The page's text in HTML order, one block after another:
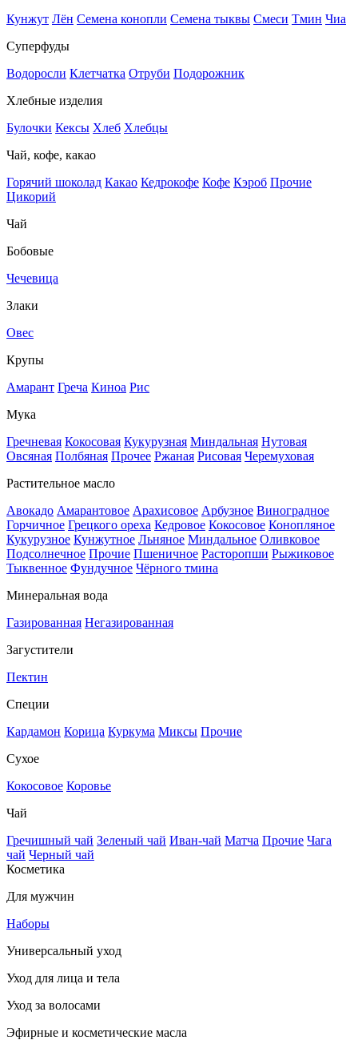
Кунжут Лён Семена конопли Семена тыквы Смеси Тмин Чиа
Суперфуды
Водоросли Клетчатка Отруби Подорожник
Хлебные изделия
Булочки Кексы Хлеб Хлебцы
Чай, кофе, какао
Горячий шоколад Какао Кедрокофе Кофе Кэроб Прочие
Цикорий
Чай
Бобовые
Чечевица
Злаки
Овес
Крупы
Амарант Греча Киноа Рис
Мука
Гречневая Кокосовая Кукурузная Миндальная Нутовая
Овсяная Полбяная Прочее Ржаная Рисовая Черемуховая
Растительное масло
Авокадо Амарантовое Арахисовое Арбузное Виноградное
Горчичное Грецкого ореха Кедровое Кокосовое Конопляное
Кукурузное Кунжутное Льняное Миндальное Оливковое
Подсолнечное Прочие Пшеничное Расторопши Рыжиковое
Тыквенное Фундучное Чёрного тмина
Минеральная вода
Газированная Негазированная
Загустители
Пектин
Специи
Кардамон Корица Куркума Миксы Прочие
Сухое
Кокосовое Коровье
Чай
Гречишный чай Зеленый чай Иван-чай Матча Прочие Чага
чай Черный чай
Косметика
Для мужчин
Наборы
Универсальный уход
Уход для лица и тела
Уход за волосами
Эфирные и косметические масла